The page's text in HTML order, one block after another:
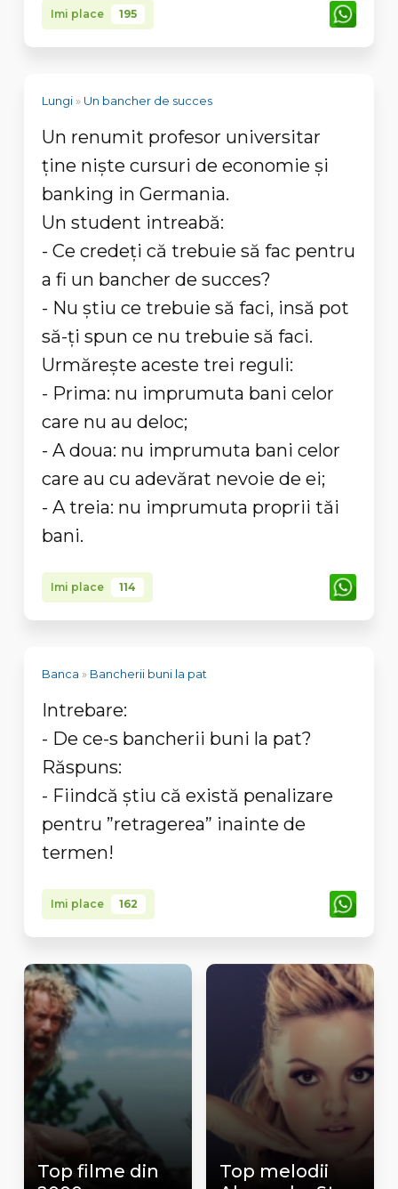
Imi place 195
Lungi» Un bancher de succes
Un renumit profesor universitar
ține niște cursuri de economie și
banking in Germania.
Un student intreabă:
- Ce credeți că trebuie să fac pentru
a fi un bancher de succes?
- Nu știu ce trebuie să faci, insă pot
să-ți spun ce nu trebuie să faci.
Urmărește aceste trei reguli:
- Prima: nu imprumuta bani celor
care nu au deloc;
- A doua: nu imprumuta bani celor
care au cu adevărat nevoie de ei;
- A treia: nu imprumuta proprii tăi
bani.
Imi place 114
Banca » Bancherii buni la pat
Intrebare:
- De ce-s bancherii buni la pat?
Răspuns:
- Fiindcă știu că există penalizare
pentru ”retragerea” inainte de
termen!
Imi place 162
Top filme din
Top melodii